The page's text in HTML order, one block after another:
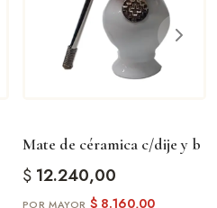
Mate de céramica c/dije y b
$12.240,00
$8.160,00